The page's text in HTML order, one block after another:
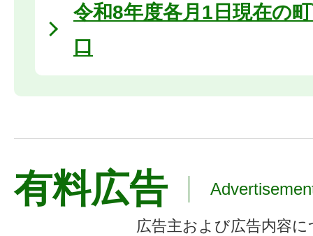
令和8年度各月1日現在の
口
有料広告
広告主および広告内容